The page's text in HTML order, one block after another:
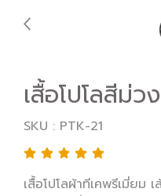
เสื้อโปโลสีม่
SKU : PTK-21
เสื้อโปโลผ้าทีเคพรีเมี่ยม